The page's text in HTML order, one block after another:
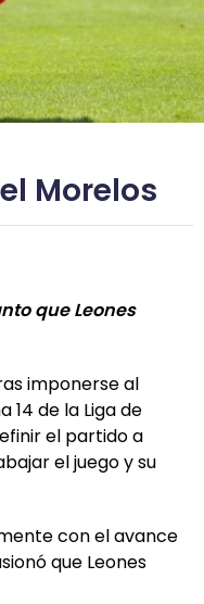
Morelos
que Leones
imponerse al
de la Liga de
el partido a
el juego y su
con el avance
que Leones